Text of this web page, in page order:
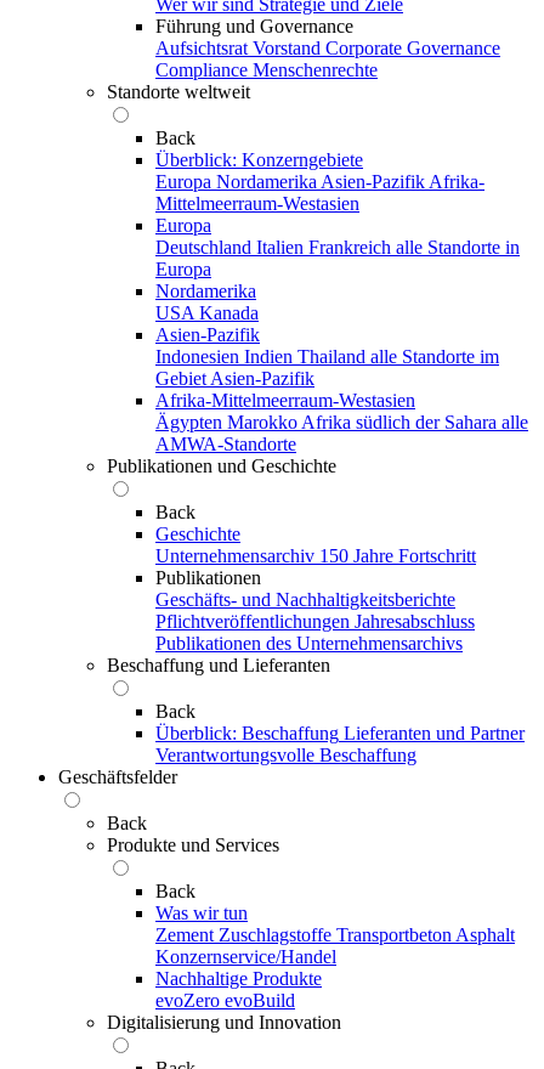
Führung und Governance
Aufsichtsrat Vorstand Corporate Governance
Compliance Menschenrechte
Standorte weltweit
Back
Überblick: Konzerngebiete
Europa Nordamerika Asien-Pazifik Afrika-
Mittelmeerraum-Westasien
Europa
Deutschland Italien Frankreich alle Standorte in
Europa
Nordamerika
USA Kanada
Asien-Pazifik
Indonesien Indien Thailand alle Standorte im
Gebiet Asien-Pazifik
Afrika-Mittelmeerraum-Westasien
Ägypten Marokko Afrika südlich der Sahara alle
AMWA-Standorte
Publikationen und Geschichte
Back
Geschichte
Unternehmensarchiv 150 Jahre Fortschritt
Publikationen
Geschäfts- und Nachhaltigkeitsberichte
Pflichtveröffentlichungen Jahresabschluss
Publikationen des Unternehmensarchivs
Beschaffung und Lieferanten
Back
Überblick: Beschaffung Lieferanten und Partner
Verantwortungsvolle Beschaffung
Geschäftsfelder
Back
Produkte und Services
Back
Was wir tun
Zement Zuschlagstoffe Transportbeton Asphalt
Konzernservice/Handel
Nachhaltige Produkte
evoZero evoBuild
Digitalisierung und Innovation